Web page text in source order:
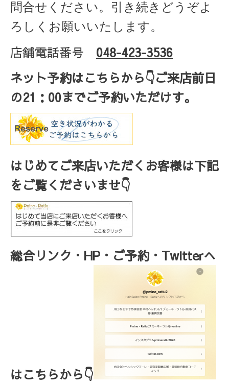
問合せください。引き続きどうぞよ
ろしくお願いいたします。
店舗電話番号 048-423-3536
ネット予約はこちらから👇ご来店前日
の21 ： 00までご予約いただけす。
はじめてご来店いただくお客様は下記
をご覧くださいませ👇
総合リンク・HP・ご予約・Twitterへ
はこちらから👇